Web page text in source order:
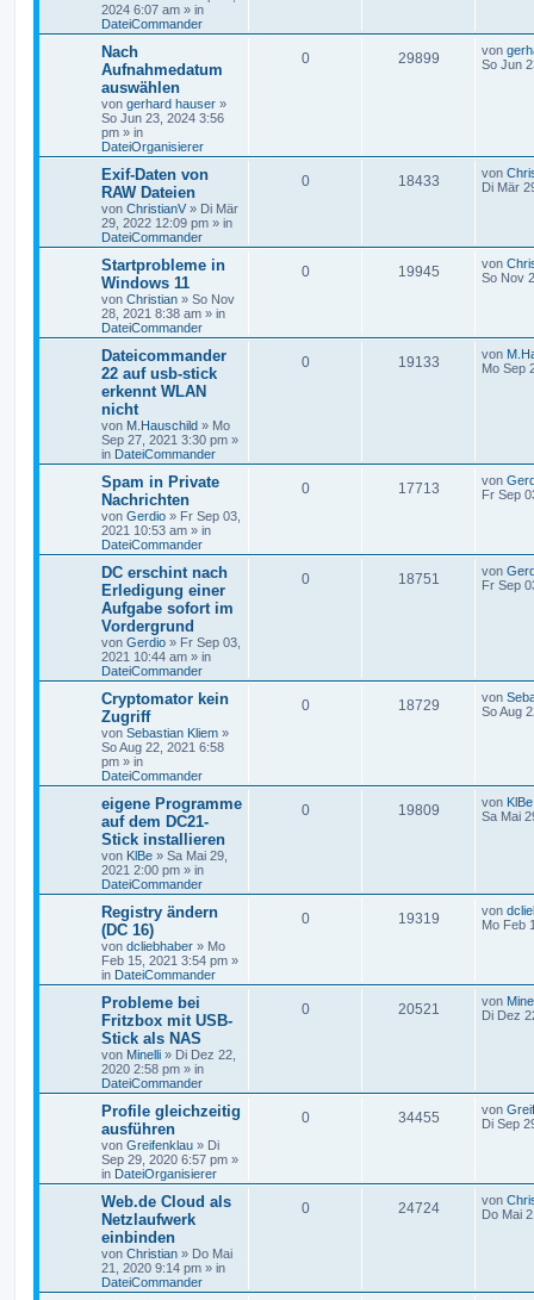
2024 6:07 am » in
DateiCommander
Nach
Aufnahmedatum
auswählen
von gerhard hauser »
So Jun 23, 2024 3:56
pm » in
DateiOrganisierer
0 29899 von
So Jun
Exif-Daten von
RAW Dateien
von ChristianV » Di Mär
29, 2022 12:09 pm » in
DateiCommander
0 18433 von
Di Mär
Startprobleme in
Windows 11
von Christian » So Nov
28, 2021 8:38 am » in
DateiCommander
0 19945 von
So Nov
Dateicommander
22 auf usb-stick
erkennt WLAN
nicht
von M.Hauschild » Mo
Sep 27, 2021 3:30 pm »
in DateiCommander
0 19133 von
Mo Sep
Spam in Private
Nachrichten
von Gerdio » Fr Sep 03,
2021 10:53 am » in
DateiCommander
0 17713 von
Fr Sep
DC erschint nach
Erledigung einer
Aufgabe sofort im
Vordergrund
von Gerdio » Fr Sep 03,
2021 10:44 am » in
DateiCommander
0 18751 von
Fr Sep
Cryptomator kein
Zugriff
von Sebastian Kliem »
So Aug 22, 2021 6:58
pm » in
DateiCommander
0 18729 von
So Aug
eigene Programme
auf dem DC21-
Stick installieren
von KlBe » Sa Mai 29,
2021 2:00 pm » in
DateiCommander
0 19809 von KlBe
Sa Mai
Registry ändern
(DC 16)
von dcliebhaber » Mo
Feb 15, 2021 3:54 pm »
in DateiCommander
0 19319 von
Mo Feb
Probleme bei
Fritzbox mit USB-
Stick als NAS
von Minelli » Di Dez 22,
2020 2:58 pm » in
DateiCommander
0 20521 von
Di Dez
Profile gleichzeitig
ausführen
von Greifenklau » Di
Sep 29, 2020 6:57 pm »
in DateiOrganisierer
0 34455 von
Di Sep
Web.de Cloud als
Netzlaufwerk
einbinden
von Christian » Do Mai
21, 2020 9:14 pm » in
DateiCommander
0 24724 von
Do Mai